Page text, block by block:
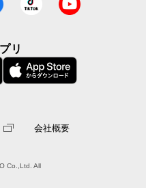
リ
会社概要
Co.,Ltd. All